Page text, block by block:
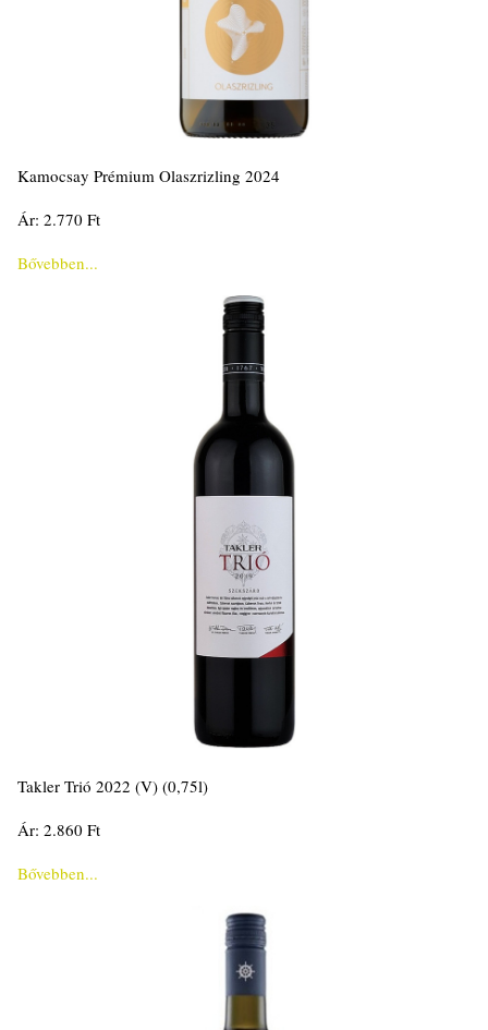
Kamocsay Prémium Olaszrizling 2024
Ár: 2.770 Ft
Bővebben...
Takler Trió 2022 (V) (0,75l)
Ár: 2.860 Ft
Bővebben...